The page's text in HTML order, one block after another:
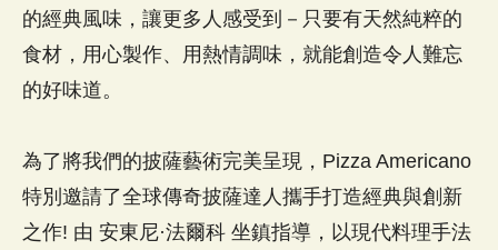
的經典風味，讓更多人感受到－只要有天然純粹的
食材，用心製作、用熱情調味，就能創造令人難忘
的好味道。
為了將我們的披薩藝術完美呈現，Pizza Americano
特別邀請了全球傳奇披薩達人攜手打造經典與創新
之作! 由 安東尼·法爾科 坐鎮指導，以現代料理手法